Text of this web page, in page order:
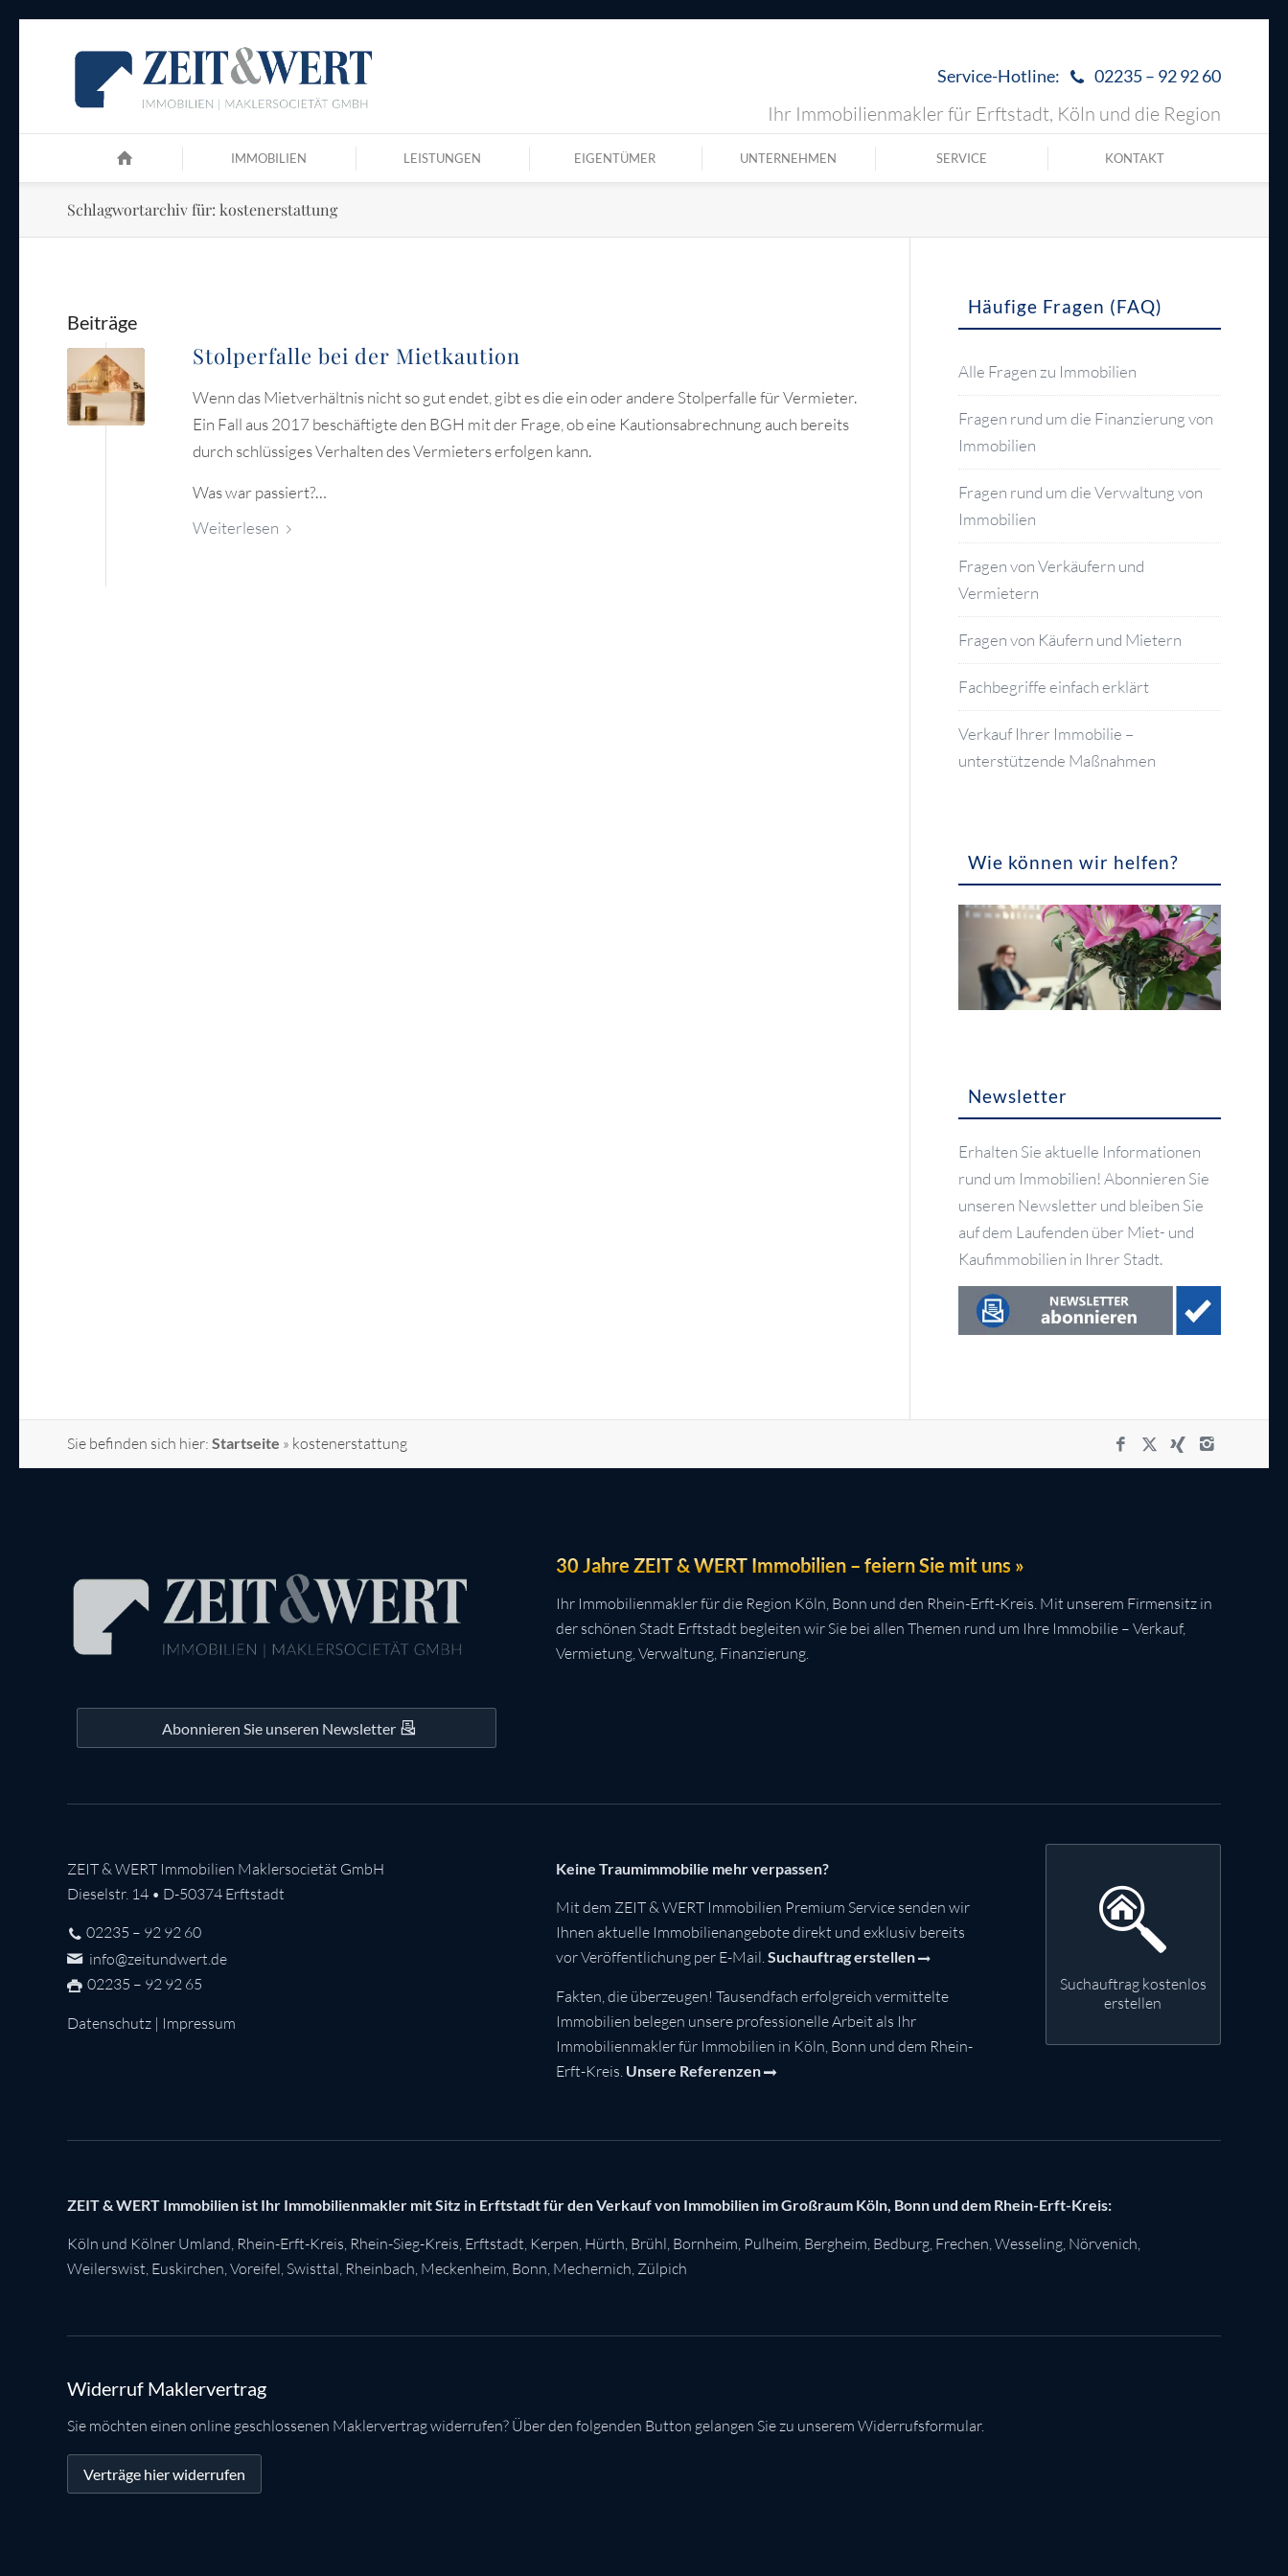
Service-Hotline: 02235 – 92 92 60
Ihr Immobilienmakler für Erftstadt, Köln und die Region
IMMOBILIEN LEISTUNGEN EIGENTÜMER UNTERNEHMEN SERVICE KONTAKT
Schlagwortarchiv für: kostenerstattung
Beiträge
Stolperfalle bei der Mietkaution
Wenn das Mietverhältnis nicht so gut endet, gibt es die ein oder andere Stolperfalle für Vermieter.
Ein Fall aus 2017 beschäftigte den BGH mit der Frage, ob eine Kautionsabrechnung auch bereits
durch schlüssiges Verhalten des Vermieters erfolgen kann.
Was war passiert?…
Weiterlesen
Häufige Fragen (FAQ)
Alle Fragen zu Immobilien
Fragen rund um die Finanzierung von
Immobilien
Fragen rund um die Verwaltung von
Immobilien
Fragen von Verkäufern und
Vermietern
Fragen von Käufern und Mietern
Fachbegriffe einfach erklärt
Verkauf Ihrer Immobilie –
unterstützende Maßnahmen
Wie können wir helfen?
Newsletter
Erhalten Sie aktuelle Informationen
rund um Immobilien! Abonnieren Sie
unseren Newsletter und bleiben Sie
auf dem Laufenden über Miet- und
Kaufimmobilien in Ihrer Stadt.
Sie befinden sich hier: Startseite » kostenerstattung
Abonnieren Sie unseren Newsletter
30 Jahre ZEIT & WERT Immobilien – feiern Sie mit uns »
Ihr Immobilienmakler für die Region Köln, Bonn und den Rhein-Erft-Kreis. Mit unserem Firmensitz in
der schönen Stadt Erftstadt begleiten wir Sie bei allen Themen rund um Ihre Immobilie – Verkauf,
Vermietung, Verwaltung, Finanzierung.
ZEIT & WERT Immobilien Maklersocietät GmbH
Dieselstr. 14 • D-50374 Erftstadt
02235 – 92 92 60
info@zeitundwert.de
02235 – 92 92 65
Datenschutz | Impressum
Keine Traumimmobilie mehr verpassen?
Mit dem ZEIT & WERT Immobilien Premium Service senden wir
Ihnen aktuelle Immobilienangebote direkt und exklusiv bereits
vor Veröffentlichung per E-Mail.Suchauftrag erstellen
Fakten, die überzeugen! Tausendfach erfolgreich vermittelte
Immobilien belegen unsere professionelle Arbeit als Ihr
Immobilienmakler für Immobilien in Köln, Bonn und dem Rhein-
Erft-Kreis. Unsere Referenzen
Suchauftrag kostenlos
erstellen
ZEIT & WERT Immobilien ist Ihr Immobilienmakler mit Sitz in Erftstadt für den Verkauf von Immobilien im Großraum Köln, Bonn und dem Rhein-Erft-Kreis:
Köln und Kölner Umland, Rhein-Erft-Kreis Rhein-Sieg-Kreis Erftstadt Kerpen Hürth Brühl Bornheim Pulheim Bergheim Bedburg Frechen Wesseling Nörvenich
Weilerswist Euskirchen , Voreifel, Swisttal Rheinbach Meckenheim Bonn Mechernich Zülpich
Widerruf Maklervertrag
Sie möchten einen online geschlossenen Maklervertrag widerrufen? Über den folgenden Button gelangen Sie zu unserem Widerrufsformular.
Verträge hier widerrufen